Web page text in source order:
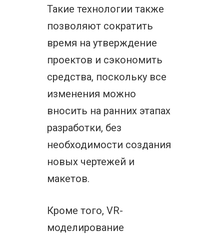
Такие технологии также
позволяют сократить
время на утверждение
проектов и сэкономить
средства, поскольку все
изменения можно
вносить на ранних этапах
разработки, без
необходимости создания
новых чертежей и
макетов.
Кроме того, VR-
моделирование